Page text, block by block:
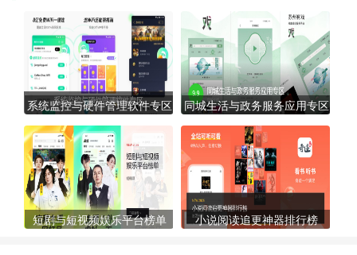
系统监控与硬件管理软件专区 同城生活与政务服务应用专区
短剧与短视频娱乐平台榜单 小说阅读追更神器排行榜